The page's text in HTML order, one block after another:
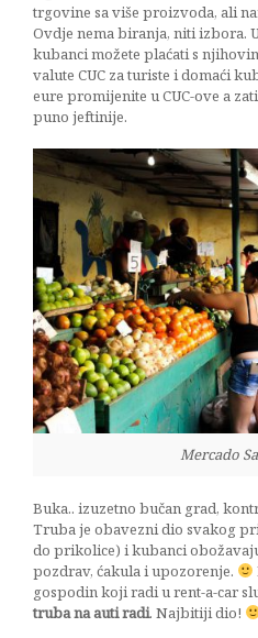
trgovine sa više proizvoda, ali
Ovdje nema biranja, niti izbora.
kubanci možete plaćati s
valute CUC za turiste i domaći
eure promijenite u CUC-ove a
puno jeftinije.
Mercado
Buka.. izuzetno bučan grad,
Truba je obavezni dio svakog
do prikolice) i kubanci
pozdrav, ćakula i upozorenje.
gospodin koji radi u rent-a-car
truba na auti radi. Najbitiji dio!